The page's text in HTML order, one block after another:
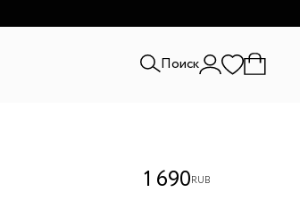
Поиск
1 690RUB